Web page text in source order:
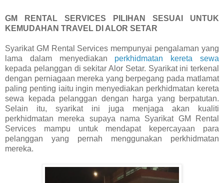
GM RENTAL SERVICES PILIHAN SESUAI UNTUK
KEMUDAHAN TRAVEL DI ALOR SETAR
Syarikat GM Rental Services mempunyai pengalaman yang
lama dalam menyediakan perkhidmatan kereta sewa
kepada pelanggan di sekitar Alor Setar. Syarikat ini terkenal
dengan perniagaan mereka yang berpegang pada matlamat
paling penting iaitu ingin menyediakan perkhidmatan kereta
sewa kepada pelanggan dengan harga yang berpatutan.
Selain itu, syarikat ini juga menjaga akan kualiti
perkhidmatan mereka supaya nama Syarikat GM Rental
Services mampu untuk mendapat kepercayaan para
pelanggan yang pernah menggunakan perkhidmatan
mereka.